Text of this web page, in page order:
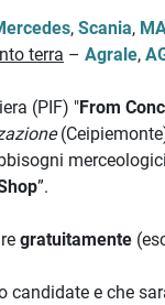
, Scania,
terra – Agrale,
(PIF) "From
”.
gratuitamente
e che